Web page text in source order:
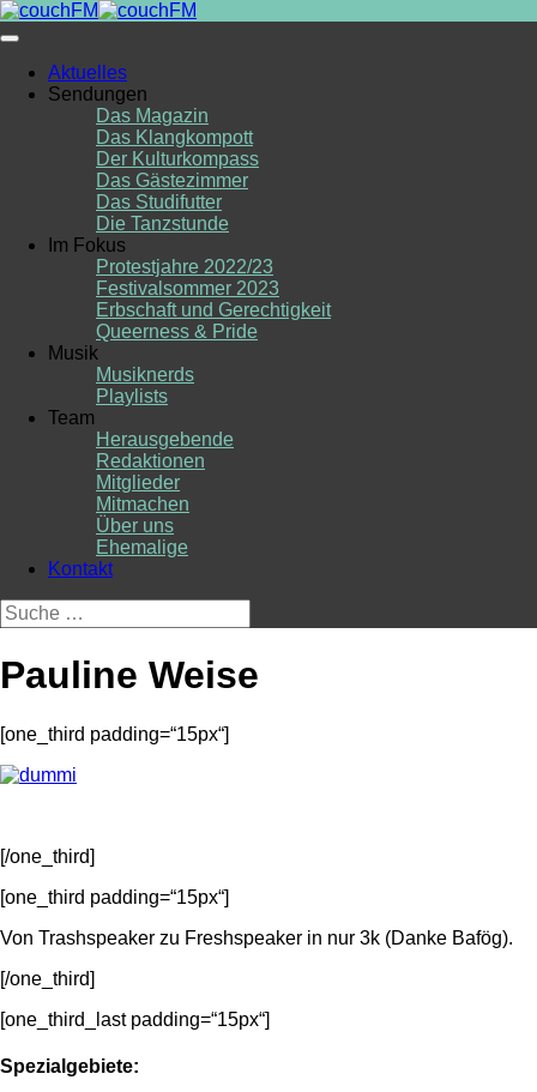
Skip
to
Aktuelles
Sendungen
Das Magazin
Das Klangkompott
Der Kulturkompass
Das Gästezimmer
Das Studifutter
Die Tanzstunde
Im Fokus
Protestjahre 2022/23
Festivalsommer 2023
Erbschaft und Gerechtigkeit
Queerness & Pride
Musik
Musiknerds
Playlists
Team
Herausgebende
Redaktionen
Mitglieder
Mitmachen
Über uns
Ehemalige
Kontakt
Suche
nach:
Pauline Weise
[one_third padding=“15px“]
[/one_third]
[one_third padding=“15px“]
Von Trashspeaker zu Freshspeaker in nur 3k (Danke Bafög).
[/one_third]
[one_third_last padding=“15px“]
Spezialgebiete: